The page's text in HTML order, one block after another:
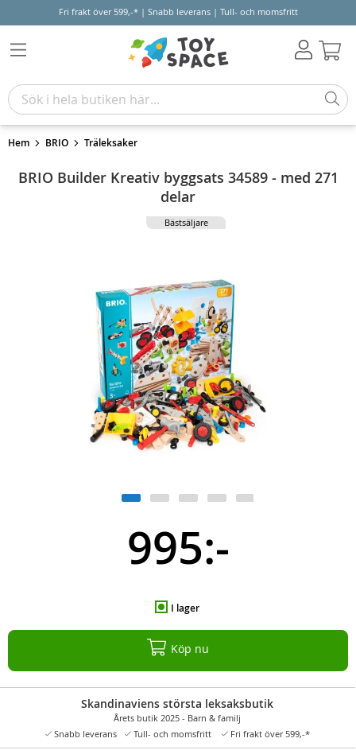
Fri frakt över 599,-* | Snabb leverans | Tull- och momsfritt
Hem BRIO Träleksaker
BRIO Builder Kreativ byggsats 34589 - med 271
delar
Bästsäljare
995:-
I lager
Köp nu
Skandinaviens största leksaksbutik
Årets butik 2025 - Barn & familj
Snabb leverans
Tull- och momsfritt Fri frakt över 599,-*